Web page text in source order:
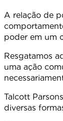
A relação de
poder em um
Resgatamos
uma ação
Talcott
diversas